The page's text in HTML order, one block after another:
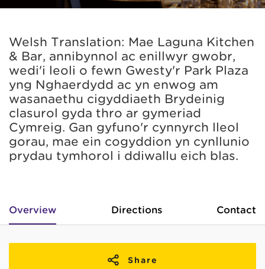
Welsh Translation: Mae Laguna Kitchen
& Bar, annibynnol ac enillwyr gwobr,
wedi'i leoli o fewn Gwesty'r Park Plaza
yng Nghaerdydd ac yn enwog am
wasanaethu cigyddiaeth Brydeinig
clasurol gyda thro ar gymeriad
Cymreig. Gan gyfuno'r cynnyrch lleol
gorau, mae ein cogyddion yn cynllunio
prydau tymhorol i ddiwallu eich blas.
Overview Directions Contact
Share